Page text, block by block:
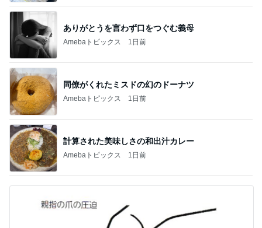
ありがとうを言わず口をつぐむ義母
Amebaトピックス 1日前
同僚がくれたミスドの幻のドーナツ
Amebaトピックス 1日前
計算された美味しさの和出汁カレー
Amebaトピックス 1日前